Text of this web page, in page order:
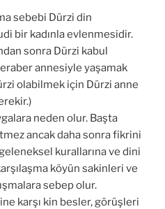
sebebi Dürzi din
bir kadınla evlenmesidir.
sonra Dürzi kabul
annesiyle yaşamak
olabilmek için Dürzi anne
neden olur. Başta
ancak daha sonra fikrini
kurallarına ve dini
köyün sakinleri ve
sebep olur.
karşı kin besler, görüşleri